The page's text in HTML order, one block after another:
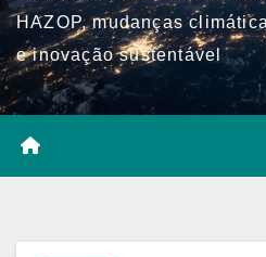
HAZOP, mudanças
e inovação sustentável